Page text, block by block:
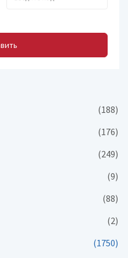
(188)
(176)
(249)
(9)
(88)
(2)
(1750)